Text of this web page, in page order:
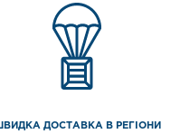
ДОСТАВКА В РЕГІОНИ